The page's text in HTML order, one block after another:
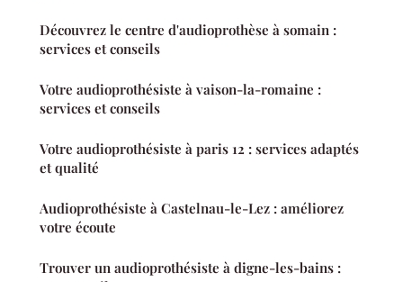
Découvrez le centre d'audioprothèse à somain :
services et conseils
Votre audioprothésiste à vaison-la-romaine :
services et conseils
Votre audioprothésiste à paris 12 : services adaptés
et qualité
Audioprothésiste à Castelnau-le-Lez : améliorez
votre écoute
Trouver un audioprothésiste à digne-les-bains :